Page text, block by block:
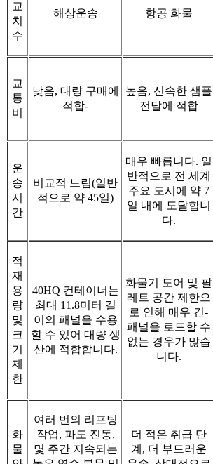
교
치
수
해상운송 항공 화물
교
통
비
낮음, 대량 구매에
적합-
높음, 신속한 샘플
전달에 적합
운
송
시
간
비교적 느림(일반
적으로 약 45일)
매우 빠릅니다. 일
반적으로 전 세계
주요 도시에 약 7
일 내에 도달합니
다.
적
재
용
량
및
크
기
제
한
40HQ 컨테이너는
최대 11.8미터 길
이의 패널을 수용
할 수 있어 대량 생
산에 적합합니다.
화물기 도어 및 팔
레트 공간 제한으
로 인해 매우 긴-
패널을 로드할 수
없는 경우가 많습
니다.
화
물
여러 번의 리프팅
작업, 파도 진동,
몇 주간 지속되는
더 적은 취급 단
계, 더 부드러운